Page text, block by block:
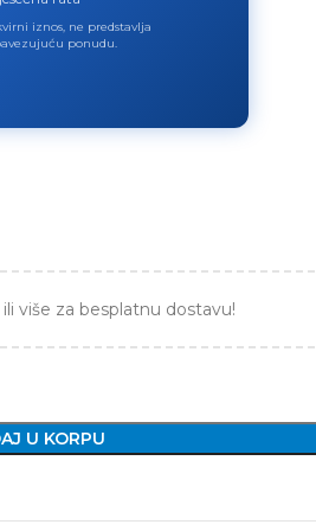
iznos, ne predstavlja
ponudu.
više za besplatnu dostavu!
U KORPU